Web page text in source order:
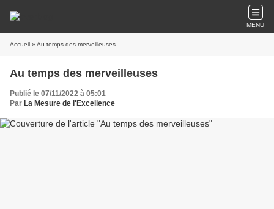
MENU
Accueil » Au temps des merveilleuses
Au temps des merveilleuses
Publié le 07/11/2022 à 05:01
Par La Mesure de l'Excellence